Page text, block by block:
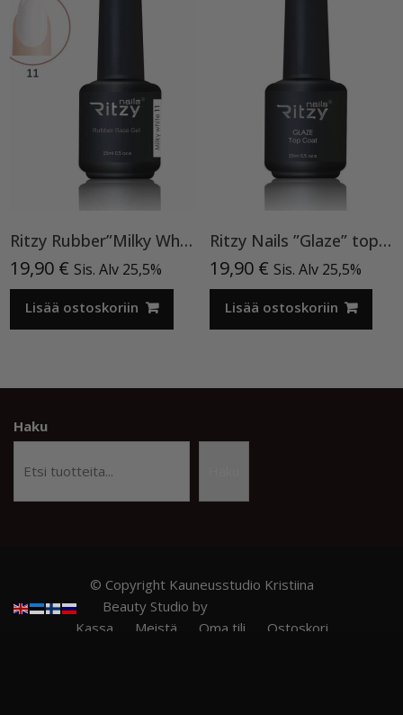
Ritzy Rubber”Milky White”11 , alusgeeli
19,90 € Sis. Alv 25,5%
Lisää ostoskoriin
Ritzy Nails ”Glaze” top TPO vapaa
19,90 € Sis. Alv 25,5%
Lisää ostoskoriin
Haku
© Copyright Kauneusstudio Kristiina
Beauty Studio by
Kassa
Meistä Oma tili
Ostoskori